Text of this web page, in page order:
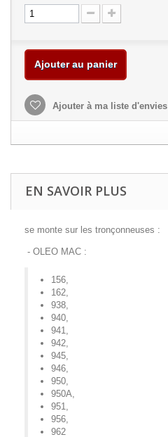
Ajouter au panier
Ajouter à ma liste d'envies
EN SAVOIR PLUS
se monte sur les tronçonneuses :
- OLEO MAC :
156
162
938
940
941
942
945
946
950
950A
951
956
962